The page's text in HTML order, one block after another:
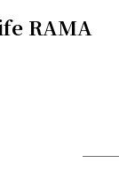
RAMA